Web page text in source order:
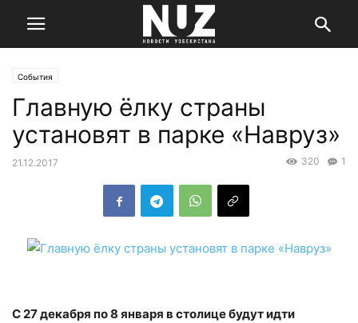
События
Главную ёлку страны
установят в парке «Навруз»
21.12.2017 1
320
С 27 декабря по 8 января в столице будут идти